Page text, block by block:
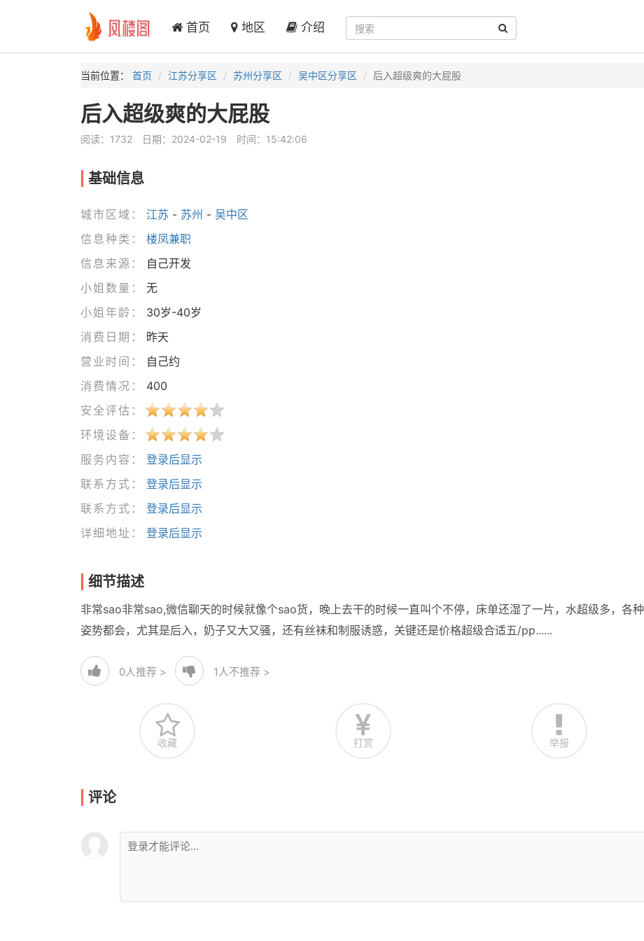
首页 地区 介绍
当前位置： 首页 江苏分享区 苏州分享区 吴中区分享区 后入超级爽的大屁股
后入超级爽的大屁股
阅读：1732 日期：2024-02-19 时间：15:42:06
基础信息
城市区域： 江苏 - 苏州 - 吴中区
信息种类：
楼凤兼职
信息来源：
自己开发
小姐数量：
无
小姐年龄：
30岁-40岁
消费日期：
昨天
营业时间：
自己约
消费情况：
400
安全评估：
环境设备：
服务内容：
登录后显示
联系方式：
登录后显示
联系方式：
登录后显示
详细地址：
登录后显示
细节描述
非常sao非常sao,微信聊天的时候就像个sao货，晚上去干的时候一直叫个不停，床单还湿了一片，水超级多，各种
姿势都会，尤其是后入，奶子又大又骚，还有丝袜和制服诱惑，关键还是价格超级合适五/pp......
0人推荐 > 1人不推荐 >
收藏 打赏 举报
评论